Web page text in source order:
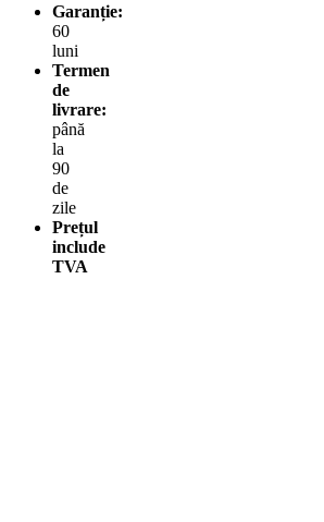
Garanție:
60
luni
Termen
de
livrare:
până
la
90
de
zile
Prețul
include
TVA